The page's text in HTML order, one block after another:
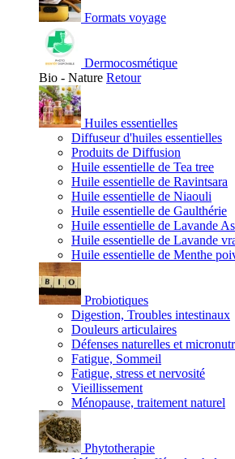
Formats voyage
Dermocosmétique
Bio - Nature Retour
Huiles essentielles
Diffuseur d'huiles essentielles
Produits de Diffusion
Huile essentielle de Tea tree
Huile essentielle de Ravintsara
Huile essentielle de Niaouli
Huile essentielle de Gaulthérie
Huile essentielle de Lavande
Huile essentielle de Lavande
Huile essentielle de Menthe
Probiotiques
Digestion, Troubles intestinaux
Douleurs articulaires
Défenses naturelles et
Fatigue, Sommeil
Fatigue, stress et nervosité
Vieillissement
Ménopause, traitement naturel
Phytotherapie